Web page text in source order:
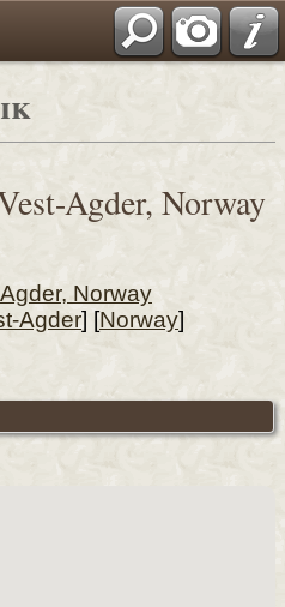
Agder, Norway
Norway
Agder] [Norway]